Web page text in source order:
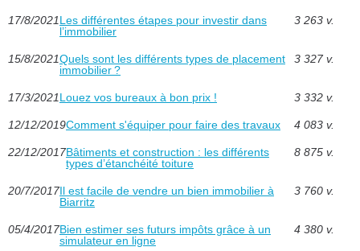
17/8/2021Les différentes étapes pour investir dans
l’immobilier
3 263 v.
15/8/2021Quels sont les différents types de placement
immobilier ?
3 327 v.
17/3/2021Louez vos bureaux à bon prix ! 3 332 v.
12/12/2019Comment s'équiper pour faire des travaux 4 083 v.
22/12/2017Bâtiments et construction : les différents
types d’étanchéité toiture
8 875 v.
20/7/2017Il est facile de vendre un bien immobilier à
Biarritz
3 760 v.
05/4/2017Bien estimer ses futurs impôts grâce à un
simulateur en ligne
4 380 v.